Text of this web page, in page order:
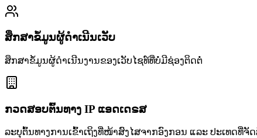
ສຶກສາຂໍ້ມູນຜູ້ດຳເນີນເວັບ
ສຶກສາຂໍ້ມູນຜູ້ດຳເນີນງານຂອງເວັບໄຊທ໌ທີ່ບໍ່ມີຊ່ອງຕິດຕໍ່
ກວດສອບຕົ້ນທາງ IP ແອດເດຣສ
ລະບຸຕົ້ນທາງການເຂົ້າເຖິງທີ່ໜ້າສົງໄສຈາກອົງກອນ ແລະ ປະເທດທີ່ຈັ